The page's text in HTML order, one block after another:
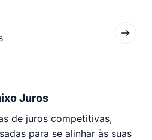
Juros
de juros competitivas,
para se alinhar às suas